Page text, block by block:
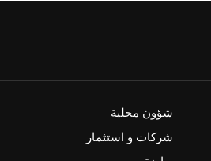
شؤون محلية
شركات و استثمار